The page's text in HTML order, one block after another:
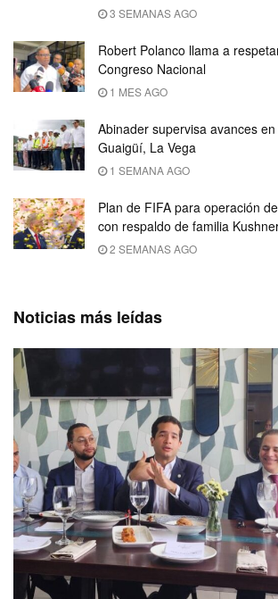
3 SEMANAS AGO
Robert Polanco llama a
Congreso Nacional
1 MES AGO
Abinader supervisa avances
Guaigüí, La Vega
1 SEMANA AGO
Plan de FIFA para operación
con respaldo de familia
2 SEMANAS AGO
Noticias más leídas